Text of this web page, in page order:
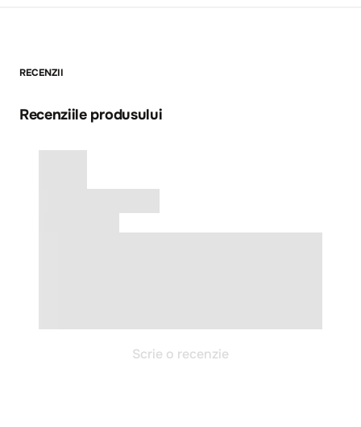
RECENZII
Recenziile produsului
Scrie o recenzie